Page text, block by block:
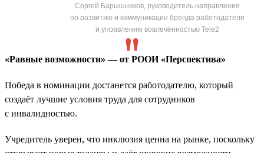
Сергей Барышников, руководитель направления
по развитию и коммуникации бренда работодателя
и управлению вовлечённостью Tele2
«Равные возможности» — от РООИ «Перспектива»
Победа в номинации достанется работодателю, который
создаёт лучшие условия труда для сотрудников
с инвалидностью.
Учредитель уверен, что инклюзия ценна на рынке, поскольку